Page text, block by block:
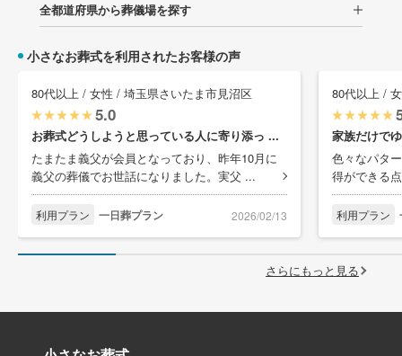
全都道府県から葬儀場を探す
小さなお葬式を利用されたお客様の声
80代以上 / 女性 / 埼玉県さいたま市見沼区
5.0
お葬式どうしようと思っている人に寄り添っ ...
たまたま義父が会員となっており、昨年10月に
義父の葬儀でお世話になりました。実父 ...
利用プラン 一日葬プラン 2026/02/13
80代以上 /
家族だけで
色々なパタ
得ができる
利用プラン
さらにもっと見る